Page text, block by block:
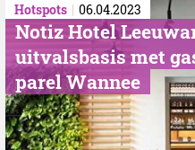
Hotspots 06.04.2023
Notiz Hotel
uitvalsbasis met
parel Wannee